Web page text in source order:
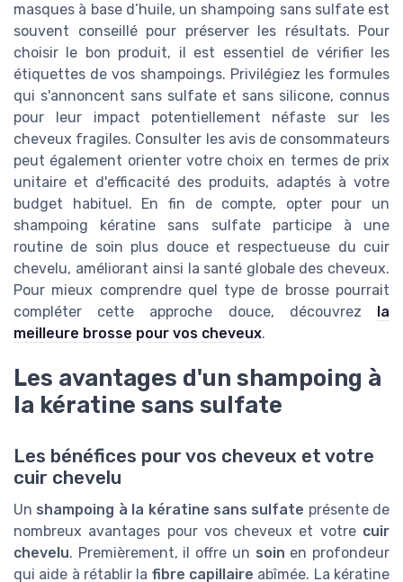
masques à base d’huile, un shampoing sans sulfate est
souvent conseillé pour préserver les résultats. Pour
choisir le bon produit, il est essentiel de vérifier les
étiquettes de vos shampoings. Privilégiez les formules
qui s'annoncent sans sulfate et sans silicone, connus
pour leur impact potentiellement néfaste sur les
cheveux fragiles. Consulter les avis de consommateurs
peut également orienter votre choix en termes de prix
unitaire et d'efficacité des produits, adaptés à votre
budget habituel. En fin de compte, opter pour un
shampoing kératine sans sulfate participe à une
routine de soin plus douce et respectueuse du cuir
chevelu, améliorant ainsi la santé globale des cheveux.
Pour mieux comprendre quel type de brosse pourrait
compléter cette approche douce, découvrez
la
meilleure brosse pour vos cheveux.
Les avantages d'un shampoing à
la kératine sans sulfate
Les bénéfices pour vos cheveux et votre
cuir chevelu
Un shampoing à la kératine sans sulfate présente de
nombreux avantages pour vos cheveux et votre cuir
chevelu. Premièrement, il offre un soin en profondeur
qui aide à rétablir la fibre capillaire abîmée. La kératine